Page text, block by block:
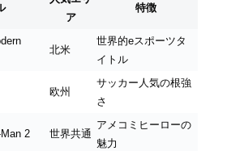
ア
特徴
北米
世界的eスポーツタ
イトル
欧州
サッカー人気の根強
さ
2 世界共通
アメコミヒーローの
魅力